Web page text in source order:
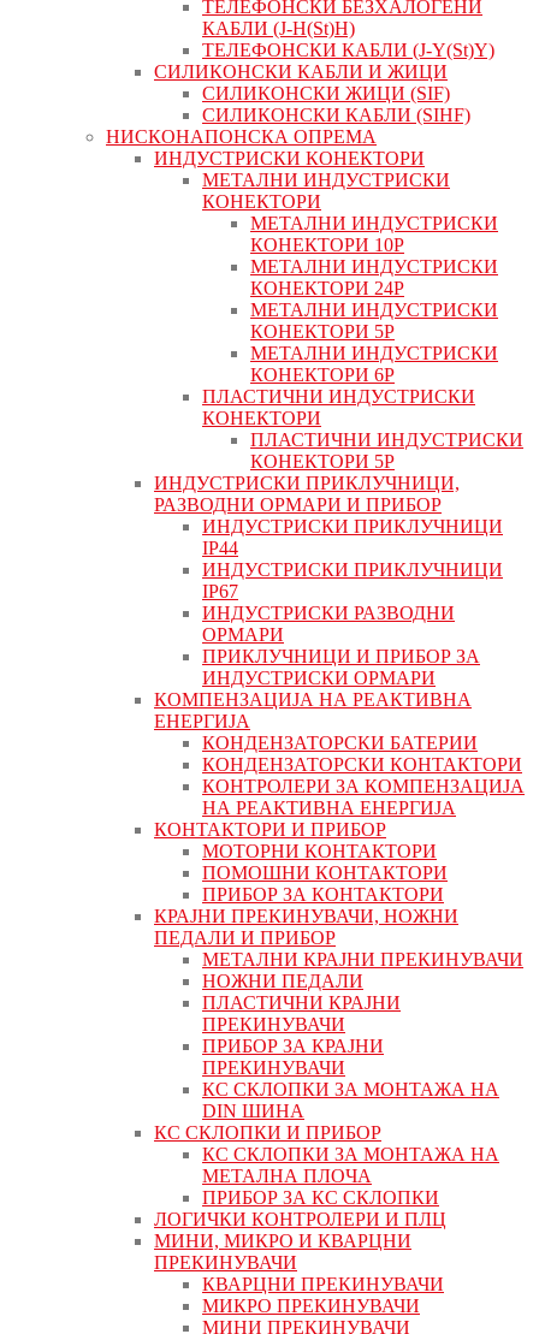
ТЕЛЕФОНСКИ БЕЗХАЛОГЕНИ
КАБЛИ (J-H(St)H)
ТЕЛЕФОНСКИ КАБЛИ (J-Y(St)Y)
СИЛИКОНСКИ КАБЛИ И ЖИЦИ
СИЛИКОНСКИ ЖИЦИ (SIF)
СИЛИКОНСКИ КАБЛИ (SIHF)
НИСКОНАПОНСКА ОПРЕМА
ИНДУСТРИСКИ КОНЕКТОРИ
МЕТАЛНИ ИНДУСТРИСКИ
КОНЕКТОРИ
МЕТАЛНИ ИНДУСТРИСКИ
КОНЕКТОРИ 10P
МЕТАЛНИ ИНДУСТРИСКИ
КОНЕКТОРИ 24P
МЕТАЛНИ ИНДУСТРИСКИ
КОНЕКТОРИ 5P
МЕТАЛНИ ИНДУСТРИСКИ
КОНЕКТОРИ 6P
ПЛАСТИЧНИ ИНДУСТРИСКИ
КОНЕКТОРИ
ПЛАСТИЧНИ ИНДУСТРИСКИ
КОНЕКТОРИ 5P
ИНДУСТРИСКИ ПРИКЛУЧНИЦИ,
РАЗВОДНИ ОРМАРИ И ПРИБОР
ИНДУСТРИСКИ ПРИКЛУЧНИЦИ
IP44
ИНДУСТРИСКИ ПРИКЛУЧНИЦИ
IP67
ИНДУСТРИСКИ РАЗВОДНИ
ОРМАРИ
ПРИКЛУЧНИЦИ И ПРИБОР ЗА
ИНДУСТРИСКИ ОРМАРИ
КОМПЕНЗАЦИЈА НА РЕАКТИВНА
ЕНЕРГИЈА
КОНДЕНЗАТОРСКИ БАТЕРИИ
КОНДЕНЗАТОРСКИ КОНТАКТОРИ
КОНТРОЛЕРИ ЗА КОМПЕНЗАЦИЈА
НА РЕАКТИВНА ЕНЕРГИЈА
КОНТАКТОРИ И ПРИБОР
МОТОРНИ КОНТАКТОРИ
ПОМОШНИ КОНТАКТОРИ
ПРИБОР ЗА КОНТАКТОРИ
КРАЈНИ ПРЕКИНУВАЧИ, НОЖНИ
ПЕДАЛИ И ПРИБОР
МЕТАЛНИ КРАЈНИ ПРЕКИНУВАЧИ
НОЖНИ ПЕДАЛИ
ПЛАСТИЧНИ КРАЈНИ
ПРЕКИНУВАЧИ
ПРИБОР ЗА КРАЈНИ
ПРЕКИНУВАЧИ
КС СКЛОПКИ ЗА МОНТАЖА НА
DIN ШИНА
КС СКЛОПКИ И ПРИБОР
КС СКЛОПКИ ЗА МОНТАЖА НА
МЕТАЛНА ПЛОЧА
ПРИБОР ЗА КС СКЛОПКИ
ЛОГИЧКИ КОНТРОЛЕРИ И ПЛЦ
МИНИ, МИКРО И КВАРЦНИ
ПРЕКИНУВАЧИ
КВАРЦНИ ПРЕКИНУВАЧИ
МИКРО ПРЕКИНУВАЧИ
МИНИ ПРЕКИНУВАЧИ